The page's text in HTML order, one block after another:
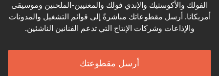
الفولك والأكوستيك والإندي فولك والمغنيين-الملحنين وموسيقى
أمريكانا. أرسل مقطوعاتك مباشرةً إلى قوائم التشغيل والمدونات
والإذاعات وشركات الإنتاج التي تدعم الفنانين الناشئين.
أرسل مقطوعتك